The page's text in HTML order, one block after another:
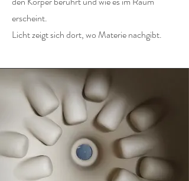
erscheint.
Licht zeigt sich dort, wo Materie nachgibt.